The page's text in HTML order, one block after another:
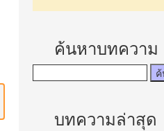
ค้นหาบทความ
บทความล่าสุด